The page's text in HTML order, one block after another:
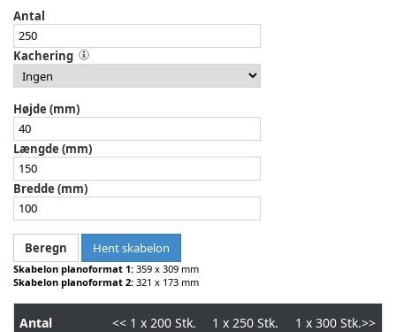
Antal
Kachering
Højde (mm)
Længde (mm)
Bredde (mm)
Hent skabelon
Skabelon planoformat 1: 359 x 309 mm
Skabelon planoformat 2: 321 x 173 mm
Antal <<1 x 200 Stk. 1 x 250 Stk. 1 x 300 Stk.>>